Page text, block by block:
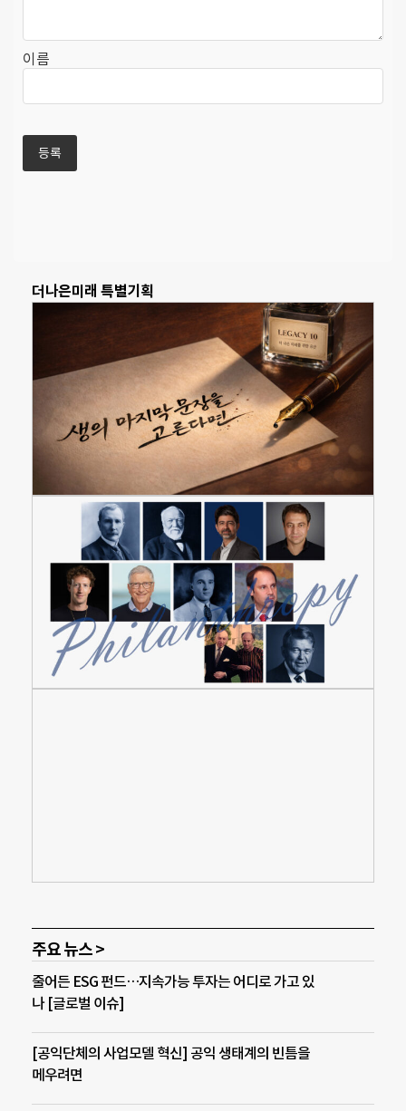
이름
더나은미래 특별기획
주요 뉴스 >
줄어든 ESG 펀드…지속가능 투자는 어디로 가고 있
나 [글로벌 이슈]
[공익단체의 사업모델 혁신] 공익 생태계의 빈틈을
메우려면